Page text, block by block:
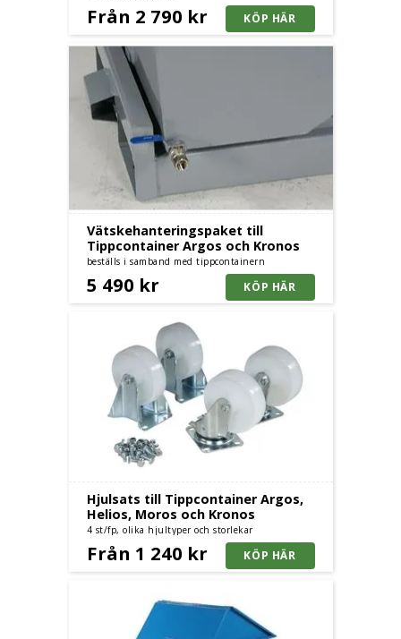
Från 2 790 kr
Vätskehanteringspaket till
Tippcontainer Argos och Kronos
beställs i samband med tippcontainern
5 490 kr
Hjulsats till Tippcontainer Argos,
Helios, Moros och Kronos
4 st/fp, olika hjultyper och storlekar
Från 1 240 kr